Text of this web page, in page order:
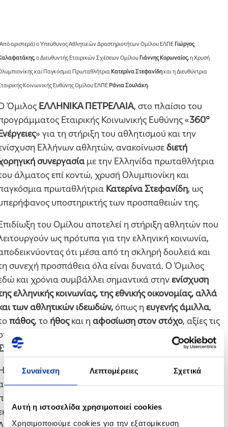
Συναίνεση Λεπτομέρειες Σχετικά
Αυτή η ιστοσελίδα χρησιμοποιεί cookies
Χρησιμοποιούμε cookies για την εξατομίκευση
αριστερά) ο Υπεύθυνος Αθλητικών Δραστηριοτήτων Ομίλου ΕΛΠΕ Γιώργος
, ο Διευθυντής Εταιρικών Σχέσεων Ομίλου Γιάννης Κορωναίος, η Χρυσή
και Παγκόσμια Πρωταθλήτρια Κατερίνα Στεφανίδηκαι η Διευθύντρια
Κοινωνικής Ευθύνης Ομίλου ΕΛΠΕ Ράνια Σουλάκη.
Όμιλος ΕΛΛΗΝΙΚΑ ΠΕΤΡΕΛΑΙΑ, στο πλαίσιο του
Εταιρικής Κοινωνικής Ευθύνης «360°
» για τη στήριξη του αθλητισμού και την
Ελλήνων αθλητών, ανακοίνωσεδιετή
συνεργασίαμε την Ελληνίδα πρωταθλήτρια
άλματος επί κοντώ, χρυσή Ολυμπιονίκη και
πρωταθλήτρια Κατερίνα Στεφανίδη, ως
υποστηρικτής των προσπαθειών της.
του Ομίλου αποτελεί η στήριξη αθλητών που
ως πρότυπα για την ελληνική κοινωνία,
ότι μέσα από τη σκληρή δουλειά και
συνεχή προσπάθεια όλα είναι δυνατά. Ο Όμιλος
και χρόνια συμβάλλει σημαντικά στηνενίσχυση
ελληνικής κοινωνίας, της εθνικής οικονομίας, αλλά
των αθλητικών ιδεωδών,όπως ηευγενής άμιλλα,
πάθος, το ήθοςκαι ηαφοσίωση στον στόχο, αξίες τις
πρεσβεύει με τον καλύτερο τρόπο η
Κατερίνα
αθλήτρια, εκμεταλλευόμενη ένα σύντομο διάλειμμα
τις αγωνιστικές της υποχρεώσεις και την
της στην Αθήνα, έδωσε το παρών σε ειδική
που πραγματοποίησε ο Όμιλος την